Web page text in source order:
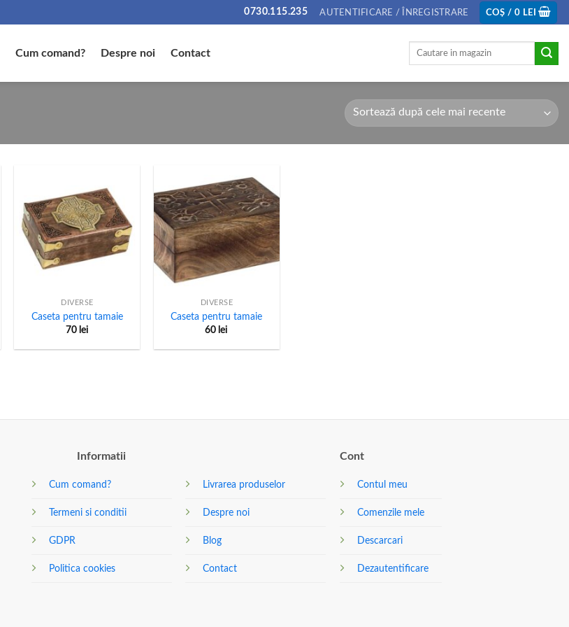
0730.115.235 AUTENTIFICARE / ÎNREGISTRARE COȘ /0 LEI
Cum comand? Despre noi Contact
Caută
DIVERSE
Caseta pentru tamaie
70 lei
+
DIVERSE
Caseta pentru tamaie
60 lei
Informatii
Cum comand?
Termeni si conditii
GDPR
Politica cookies
Livrarea produselor
Despre noi
Blog
Contact
Cont
Contul meu
Comenzile mele
Descarcari
Dezautentificare